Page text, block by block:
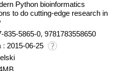
Python bioinformatics
to do cutting-edge research in
835-5865-0, 9781783558650
: 2015-06-25